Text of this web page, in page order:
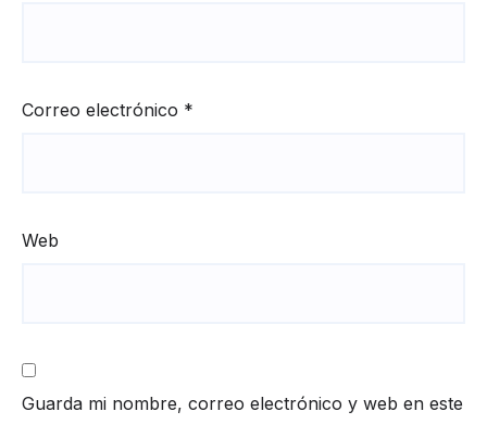
Correo electrónico *
Web
Guarda mi nombre, correo electrónico y web en este